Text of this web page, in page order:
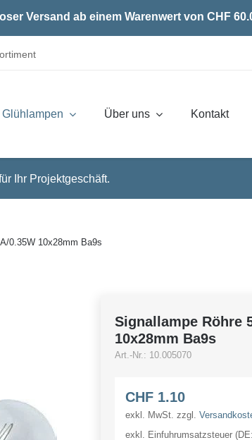
Versand ab einem Warenwert von CHF
Glühlampen Über uns Kontakt
Ihr Projektgeschäft.
0.35W 10x28mm Ba9s
Signallampe Röhre
10x28mm Ba9s
Art.-Nr.: 10.005070
CHF1.10
exkl. MwSt. zzgl.
exkl. Einfuhrumsatzsteuer